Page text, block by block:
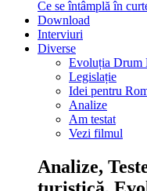
Ce se întâmplă în
Download
Interviuri
Diverse
Evoluția Drum
Legislație
Idei pentru
Analize
Am testat
Vezi filmul
Analize,